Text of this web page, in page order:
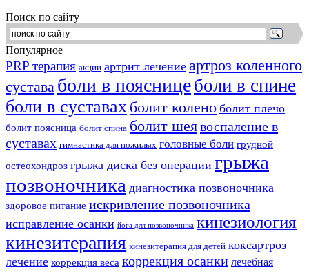
Поиск по сайту
Популярное
PRP терапия акции артрит лечение артроз коленного
сустава боли в поясницеболи в спине
боли в суставах болит колено болит плечо
болит поясница болит спина болит шеявоспаление в
суставах гимнастика для пожилых головные боли грудной
остеохондроз грыжа диска без операции грыжа
позвоночника диагностика позвоночника
здоровое питание искривление позвоночника
исправление осанки йога для позвоночника кинезиология
кинезитерапия кинезитерапия для детей коксартроз
лечение коррекция веса коррекция осанки лечебная